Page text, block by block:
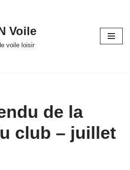
Voile
voile loisir
de la
club – juillet